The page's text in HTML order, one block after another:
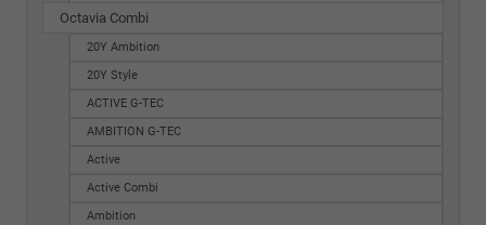
Octavia Combi
20Y Ambition
20Y Style
ACTIVE G-TEC
AMBITION G-TEC
Active
Active Combi
Ambition